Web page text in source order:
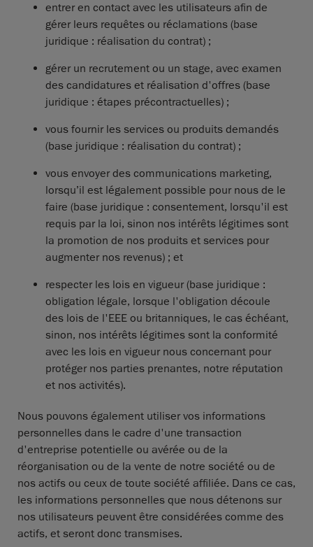
entrer en contact avec les utilisateurs afin de
gérer leurs requêtes ou réclamations (base
juridique : réalisation du contrat) ;
gérer un recrutement ou un stage, avec examen
des candidatures et réalisation d'offres (base
juridique : étapes précontractuelles) ;
vous fournir les services ou produits demandés
(base juridique : réalisation du contrat) ;
vous envoyer des communications marketing,
lorsqu’il est légalement possible pour nous de le
faire (base juridique : consentement, lorsqu'il est
requis par la loi, sinon nos intérêts légitimes sont
la promotion de nos produits et services pour
augmenter nos revenus) ; et
respecter les lois en vigueur (base juridique :
obligation légale, lorsque l'obligation découle
des lois de l'EEE ou britanniques, le cas échéant,
sinon, nos intérêts légitimes sont la conformité
avec les lois en vigueur nous concernant pour
protéger nos parties prenantes, notre réputation
et nos activités).
Nous pouvons également utiliser vos informations
personnelles dans le cadre d'une transaction
d'entreprise potentielle ou avérée ou de la
réorganisation ou de la vente de notre société ou de
nos actifs ou ceux de toute société affiliée. Dans ce cas,
les informations personnelles que nous détenons sur
nos utilisateurs peuvent être considérées comme des
actifs, et seront donc transmises.